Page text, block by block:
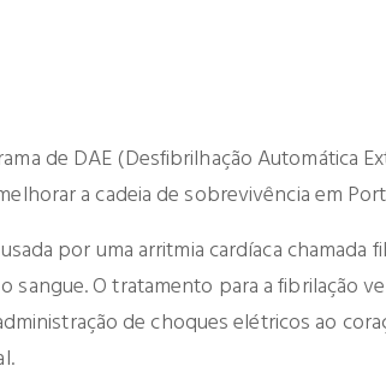
de DAE (Desfibrilhação Automática
a cadeia de sobrevivência em
por uma arritmia cardíaca chamada
O tratamento para a fibrilação
de choques elétricos ao